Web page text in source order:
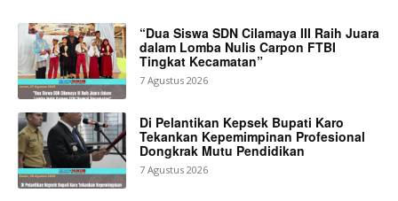
“Dua Siswa SDN Cilamaya III Raih Juara
dalam Lomba Nulis Carpon FTBI
Tingkat Kecamatan”
7 Agustus 2026
Di Pelantikan Kepsek Bupati Karo
Tekankan Kepemimpinan Profesional
Dongkrak Mutu Pendidikan
7 Agustus 2026